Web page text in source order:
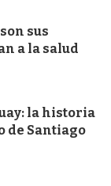
sus
a la salud
la historia
de Santiago